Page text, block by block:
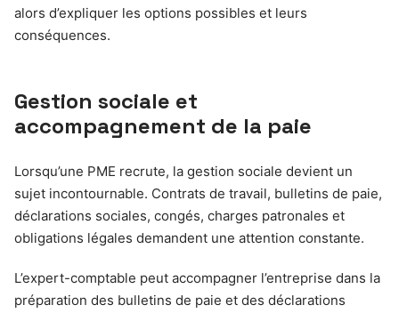
alors d’expliquer les options possibles et leurs
conséquences.
Gestion sociale et
accompagnement de la paie
Lorsqu’une PME recrute, la gestion sociale devient un
sujet incontournable. Contrats de travail, bulletins de paie,
déclarations sociales, congés, charges patronales et
obligations légales demandent une attention constante.
L’expert-comptable peut accompagner l’entreprise dans la
préparation des bulletins de paie et des déclarations